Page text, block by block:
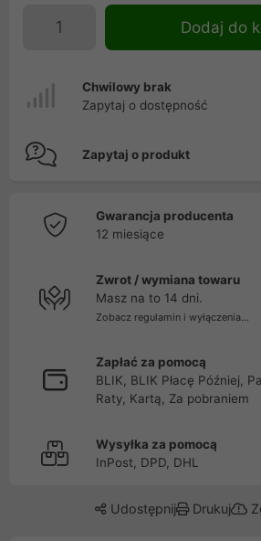
Dodaj do
Chwilowy brak
Zapytaj o dostępność
Zapytaj o produkt
Gwarancja producenta
12 miesiące
Zwrot / wymiana towaru
Masz na to 14 dni.
Zobacz regulamin i wyłączenia...
Zapłać za pomocą
BLIK, BLIK Płacę Później,
Raty, Kartą, Za pobraniem
Wysyłka za pomocą
InPost, DPD, DHL
Udostępnij Drukuj